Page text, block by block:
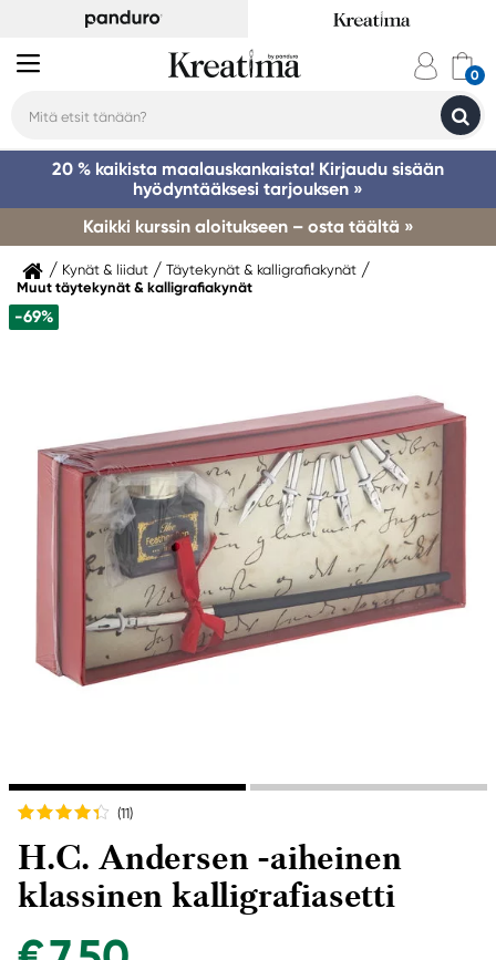
20 % kaikista maalauskankaista! Kirjaudu sisään
hyödyntääksesi tarjouksen »
Kaikki kurssin aloitukseen – osta täältä »
Kynät & liidut
Täytekynät & kalligrafiakynät
Muut täytekynät & kalligrafiakynät
-69%
(11)
H.C. Andersen -aiheinen
klassinen kalligrafiasetti